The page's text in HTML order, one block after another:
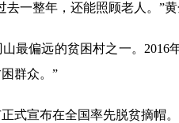
一整年，还能照顾老人。”黄
偏远的贫困村之一。2016
群众。”
宣布在全国率先脱贫摘帽。